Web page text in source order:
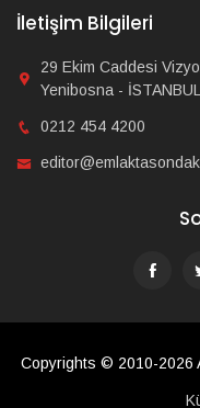
İletişim Bilgileri
29 Ekim Caddesi
Yenibosna - İSTANBUL
0212 454 4200
Copyrights © 2010-2026